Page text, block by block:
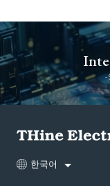
-
한국어